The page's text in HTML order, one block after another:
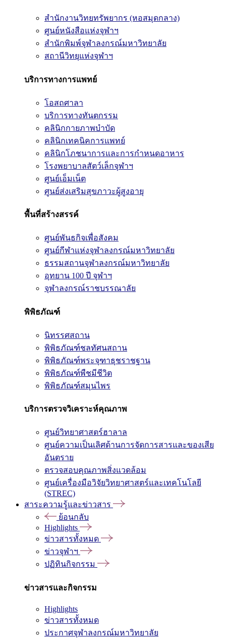
สำนักงานวิทยทรัพยากร (หอสมุดกลาง)
ศูนย์หนังสือแห่งจุฬาฯ
สำนักพิมพ์จุฬาลงกรณ์มหาวิทยาลัย
สถานีวิทยุแห่งจุฬาฯ
บริการทางการแพทย์
โอสถศาลา
บริการทางทันตกรรม
คลินิกกายภาพบำบัด
คลินิกเทคนิคการแพทย์
คลินิกโภชนาการและการกำหนดอาหาร
โรงพยาบาลสัตว์เล็กจุฬาฯ
ศูนย์เอ็มเน็ต
ศูนย์ส่งเสริมสุขภาวะผู้สูงอายุ
พื้นที่สร้างสรรค์
ศูนย์พันธกิจเพื่อสังคม
ศูนย์กีฬาแห่งจุฬาลงกรณ์มหาวิทยาลัย
ธรรมสถานจุฬาลงกรณ์มหาวิทยาลัย
อุทยาน 100 ปี จุฬาฯ
จุฬาลงกรณ์ราชบรรณาลัย
พิพิธภัณฑ์
นิทรรศสถาน
พิพิธภัณฑ์ชลทัศนสถาน
พิพิธภัณฑ์พระจุฑาธุชราชฐาน
พิพิธภัณฑ์พืชมีชีวิต
พิพิธภัณฑ์สมุนไพร
บริการตรวจวิเคราะห์คุณภาพ
ศูนย์วิทยาศาสตร์ฮาลาล
ศูนย์ความเป็นเลิศด้านการจัดการสารและของเสีย
อันตราย
ตรวจสอบคุณภาพสิ่งแวดล้อม
ศูนย์เครื่องมือวิจัยวิทยาศาสตร์และเทคโนโลยี
(STREC)
สาระความรู้และข่าวสาร
ย้อนกลับ
Highlights
ข่าวสารทั้งหมด
ข่าวจุฬาฯ
ปฏิทินกิจกรรม
ข่าวสารและกิจกรรม
Highlights
ข่าวสารทั้งหมด
ประกาศจุฬาลงกรณ์มหาวิทยาลัย